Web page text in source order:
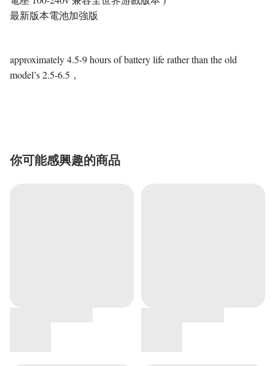
最新版本電池加強版
approximately 4.5-9 hours of battery life rather than the old
model’s 2.5-6.5 ，
你可能感興趣的商品